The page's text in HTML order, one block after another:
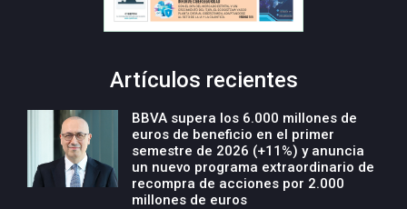
Artículos recientes
BBVA supera los 6.000 millones de
euros de beneficio en el primer
semestre de 2026 (+11%) y anuncia
un nuevo programa extraordinario de
recompra de acciones por 2.000
millones de euros